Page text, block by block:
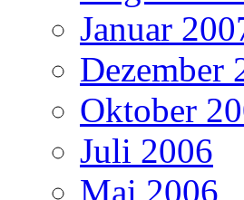
Januar
Dezember
Oktober
Juli 2006
Mai 2006